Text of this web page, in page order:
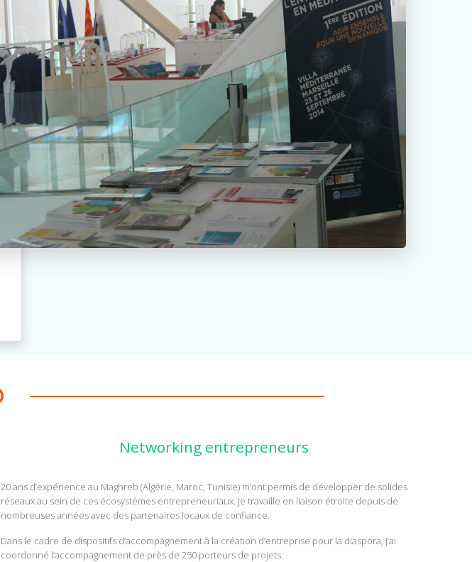
Networking entrepreneurs
20 ans d’expérience au Maghreb (Algérie, Maroc, Tunisie) m’ont permis de développer de solides
réseaux au sein de ces écosystèmes entrepreneuriaux. Je travaille en liaison étroite depuis de
nombreuses années avec des partenaires locaux de confiance.
Dans le cadre de dispositifs d’accompagnement à la création d’entreprise pour la diaspora, j’ai
coordonné l’accompagnement de près de 250 porteurs de projets.